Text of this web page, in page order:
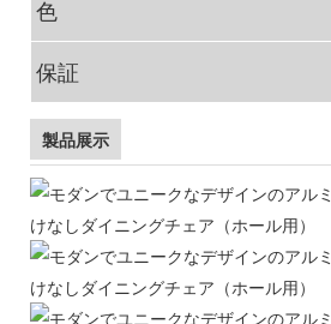
色
保証
製品展示